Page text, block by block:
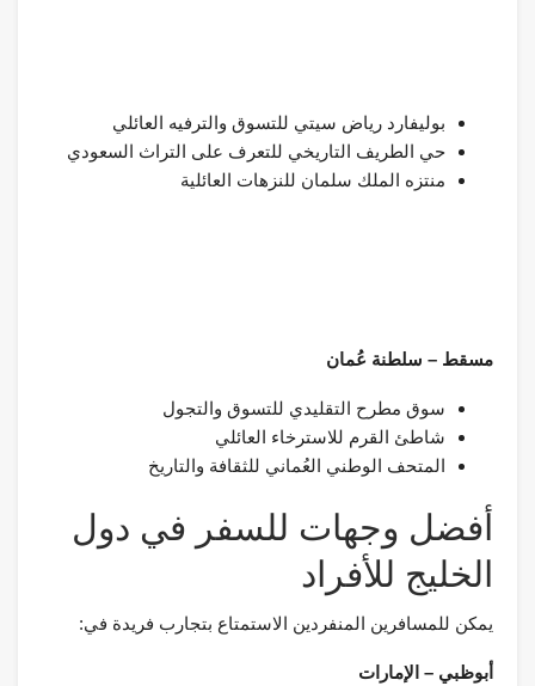
بوليفارد رياض سيتي للتسوق والترفيه العائلي
حي الطريف التاريخي للتعرف على التراث السعودي
منتزه الملك سلمان للنزهات العائلية
مسقط – سلطنة عُمان
سوق مطرح التقليدي للتسوق والتجول
شاطئ القرم للاسترخاء العائلي
المتحف الوطني العُماني للثقافة والتاريخ
أفضل وجهات للسفر في دول
الخليج للأفراد
يمكن للمسافرين المنفردين الاستمتاع بتجارب فريدة في:
أبوظبي – الإمارات